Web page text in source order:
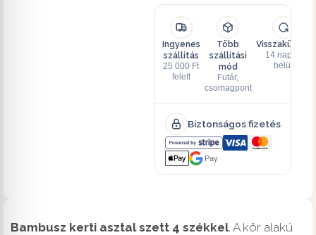
Ingyenes
szállítás
25 000 Ft
felett
Több
szállítási
mód
Futár,
csomagpont
Visszaküldés
14 napon
belül
Biztonságos fizetés
Pay
Bambusz kerti asztal szett 4 székkel. A kör alakú